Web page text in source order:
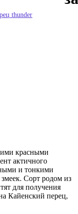
thunder
красными
актичного
и тонкими
Сорт родом из
для получения
Кайенский перец,